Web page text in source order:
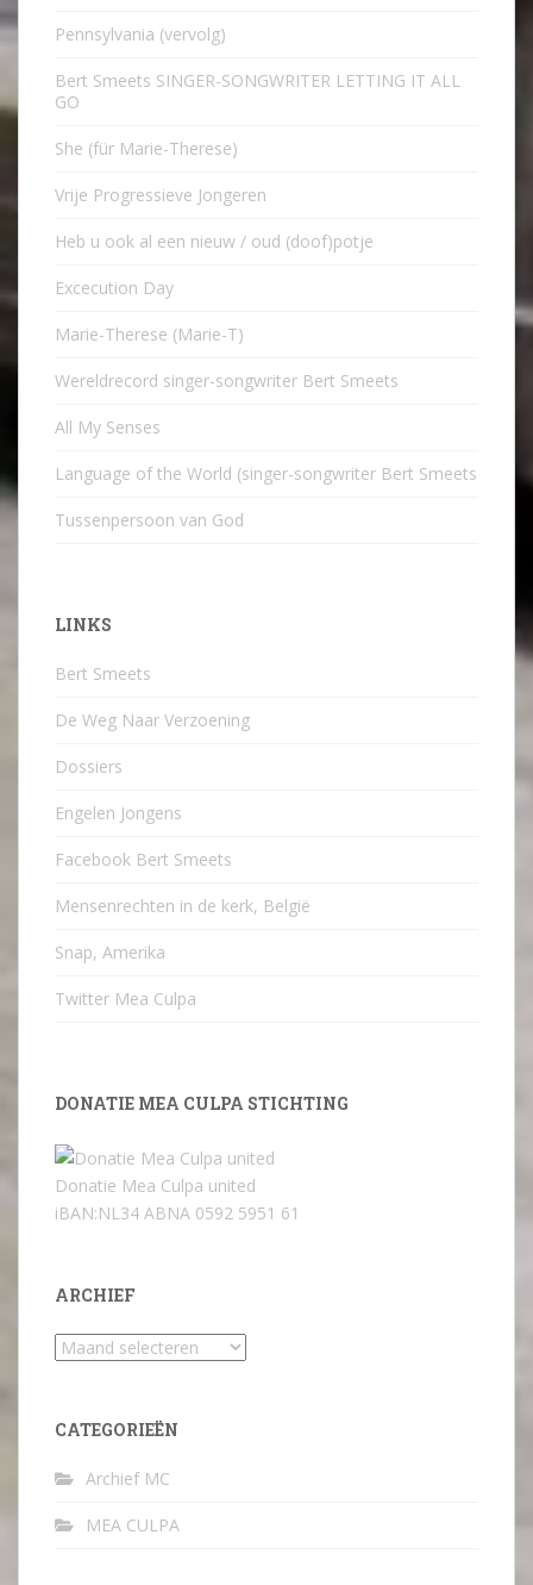
Pennsylvania (vervolg)
Bert Smeets SINGER-SONGWRITER LETTING IT ALL
GO
She (für Marie-Therese)
Vrije Progressieve Jongeren
Heb u ook al een nieuw / oud (doof)potje
Excecution Day
Marie-Therese (Marie-T)
Wereldrecord singer-songwriter Bert Smeets
All My Senses
Language of the World (singer-songwriter Bert Smeets
Tussenpersoon van God
LINKS
Bert Smeets
De Weg Naar Verzoening
Dossiers
Engelen Jongens
Facebook Bert Smeets
Mensenrechten in de kerk, België
Snap, Amerika
Twitter Mea Culpa
DONATIE MEA CULPA STICHTING
Donatie Mea Culpa united
iBAN:NL34 ABNA 0592 5951 61
ARCHIEF
Archief
CATEGORIEËN
Archief MC
MEA CULPA